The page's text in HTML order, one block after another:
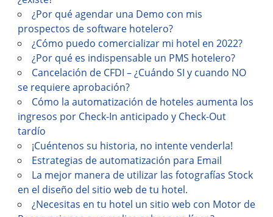
¿Por qué agendar una Demo con mis
prospectos de software hotelero?
¿Cómo puedo comercializar mi hotel en 2022?
¿Por qué es indispensable un PMS hotelero?
Cancelación de CFDI – ¿Cuándo SI y cuando NO
se requiere aprobación?
Cómo la automatización de hoteles aumenta los
ingresos por Check-In anticipado y Check-Out
tardío
¡Cuéntenos su historia, no intente venderla!
Estrategias de automatización para Email
La mejor manera de utilizar las fotografías Stock
en el diseño del sitio web de tu hotel.
¿Necesitas en tu hotel un sitio web con Motor de